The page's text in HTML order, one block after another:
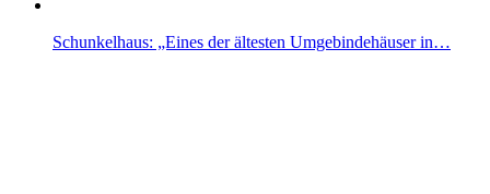
Schunkelhaus: „Eines der ältesten Umgebindehäuser in…